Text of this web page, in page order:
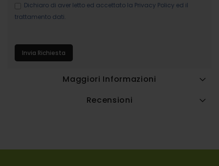
Dichiaro di aver letto ed accettato la Privacy Policy ed il
trattamento dati.
Invia Richiesta
Maggiori Informazioni
Recensioni